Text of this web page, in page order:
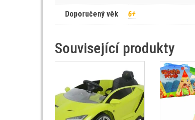
Doporučený věk 6+
Související produkty